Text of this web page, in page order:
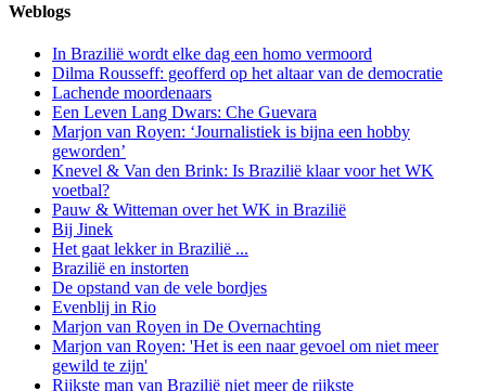
Weblogs
In Brazilië wordt elke dag een homo vermoord
Dilma Rousseff: geofferd op het altaar van de democratie
Lachende moordenaars
Een Leven Lang Dwars: Che Guevara
Marjon van Royen: ‘Journalistiek is bijna een hobby
geworden’
Knevel & Van den Brink: Is Brazilië klaar voor het WK
voetbal?
Pauw & Witteman over het WK in Brazilië
Bij Jinek
Het gaat lekker in Brazilië ...
Brazilië en instorten
De opstand van de vele bordjes
Evenblij in Rio
Marjon van Royen in De Overnachting
Marjon van Royen: 'Het is een naar gevoel om niet meer
gewild te zijn'
Rijkste man van Brazilië niet meer de rijkste